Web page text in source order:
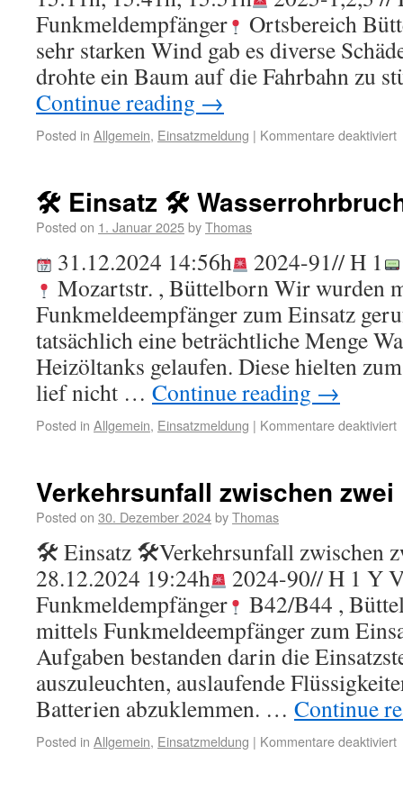
Funkmeldempfänger
Ortsbereich
sehr starken Wind gab es diverse
drohte ein Baum auf die Fahrbahn zu
Continue reading →
Posted in Allgemein, Einsatzmeldung | Kommentare deaktiviert
🛠 Einsatz 🛠
Posted on 1. Januar 2025byThomas
31.12.2024 14:56h 2024-91// H 1
Mozartstr. , Büttelborn Wir wurden
Funkmeldeempfänger zum Einsatz
tatsächlich eine beträchtliche Menge
Heizöltanks gelaufen. Diese hielten
lief nicht … Continue reading →
Posted in Allgemein, Einsatzmeldung | Kommentare deaktiviert
Verkehrsunfall zwischen zwei
Posted on 30. Dezember 2024byThomas
🛠 Einsatz 🛠Verkehrsunfall zwischen
28.12.2024 19:24h
2024-90// H 1 Y
Funkmeldempfänger
B42/B44 ,
mittels Funkmeldeempfänger zum
Aufgaben bestanden darin die
auszuleuchten, auslaufende
Batterien abzuklemmen. … Continue
Posted in Allgemein, Einsatzmeldung | Kommentare deaktiviert